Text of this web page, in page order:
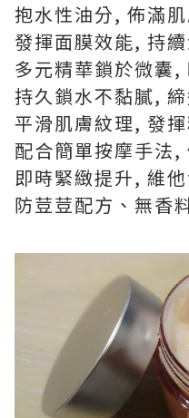
抱水性油分, 佈滿
發揮面膜效能, 持
多元精華鎖於微囊,
持久鎖水不黏膩,
平滑肌膚紋理, 發
配合簡單按摩手法,
即時緊緻提升, 維
防荳荳配方、無香